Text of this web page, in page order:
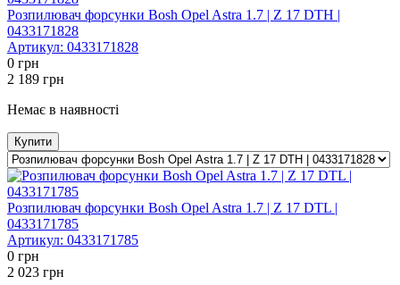
Розпилювач форсунки Bosh Opel Astra 1.7 | Z 17 DTH |
0433171828
Артикул: 0433171828
0 грн
2 189 грн
Немає в наявності
Купити
Розпилювач форсунки Bosh Opel Astra 1.7 | Z 17 DTL |
0433171785
Артикул: 0433171785
0 грн
2 023 грн